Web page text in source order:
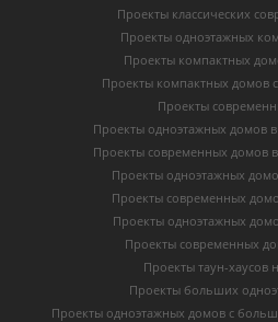
Проекты классических
Проекты одноэтажных
Проекты компактных
Проекты компактных домов
Проекты
Проекты одноэтажных домов
Проекты современных домов
Проекты одноэтажных
Проекты современных
Проекты одноэтажных
Проекты современных
Проекты таун-хаусов
Проекты больших
Проекты одноэтажных домов с